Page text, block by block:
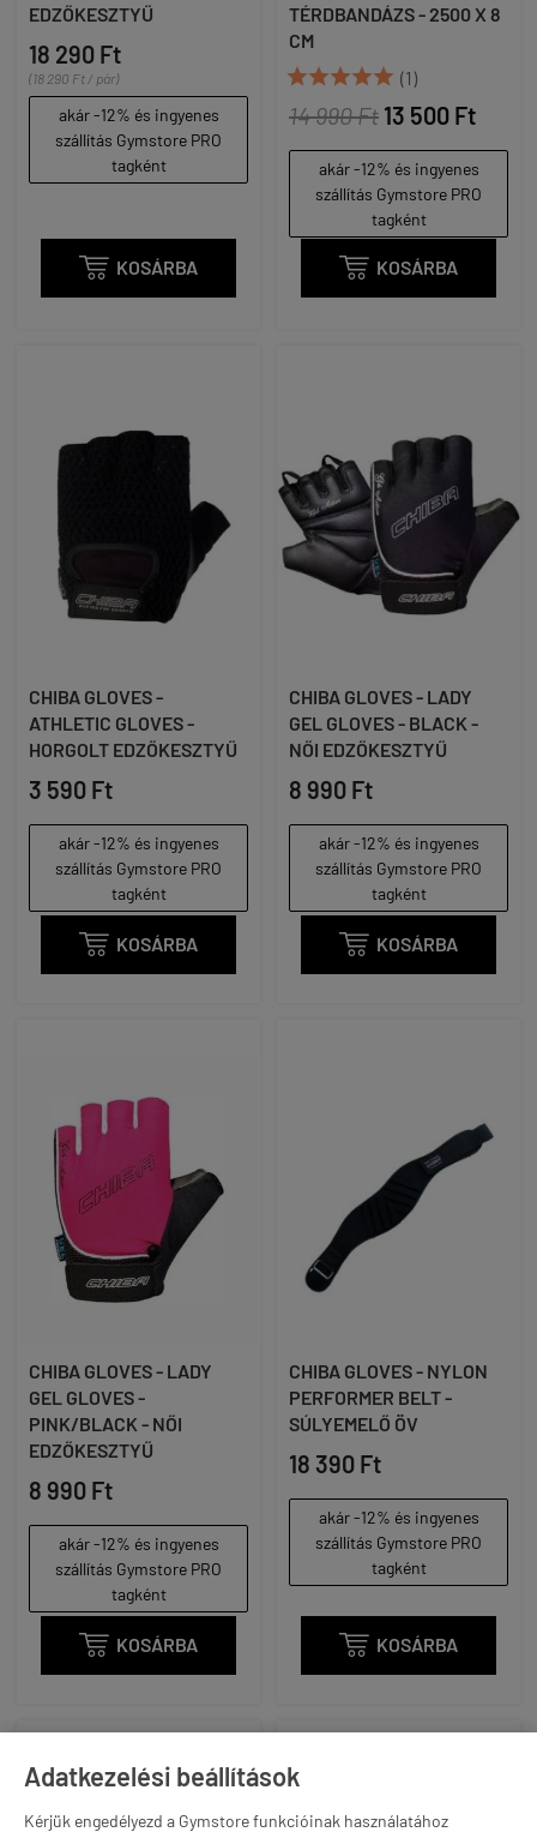
Adatkezelési beállítások
Kérjük engedélyezd a Gymstore funkcióinak használatához
EDZŐKESZTYŰ
18 290 Ft
(18 290 Ft / pár)
akár -12% és ingyenes
szállítás Gymstore PRO
tagként
 KOSÁRBA
TÉRDBANDÁZS - 2500 X 8
CM
 (1)
14 990 Ft 13 500 Ft
akár -12% és ingyenes
szállítás Gymstore PRO
tagként
 KOSÁRBA
CHIBA GLOVES -
ATHLETIC GLOVES -
HORGOLT EDZŐKESZTYŰ
3 590 Ft
akár -12% és ingyenes
szállítás Gymstore PRO
tagként
 KOSÁRBA
CHIBA GLOVES - LADY
GEL GLOVES - BLACK -
NŐI EDZŐKESZTYŰ
8 990 Ft
akár -12% és ingyenes
szállítás Gymstore PRO
tagként
 KOSÁRBA
CHIBA GLOVES - LADY
GEL GLOVES -
PINK/BLACK - NŐI
EDZŐKESZTYŰ
8 990 Ft
akár -12% és ingyenes
szállítás Gymstore PRO
tagként
 KOSÁRBA
CHIBA GLOVES - NYLON
PERFORMER BELT -
SÚLYEMELŐ ÖV
18 390 Ft
akár -12% és ingyenes
szállítás Gymstore PRO
tagként
 KOSÁRBA